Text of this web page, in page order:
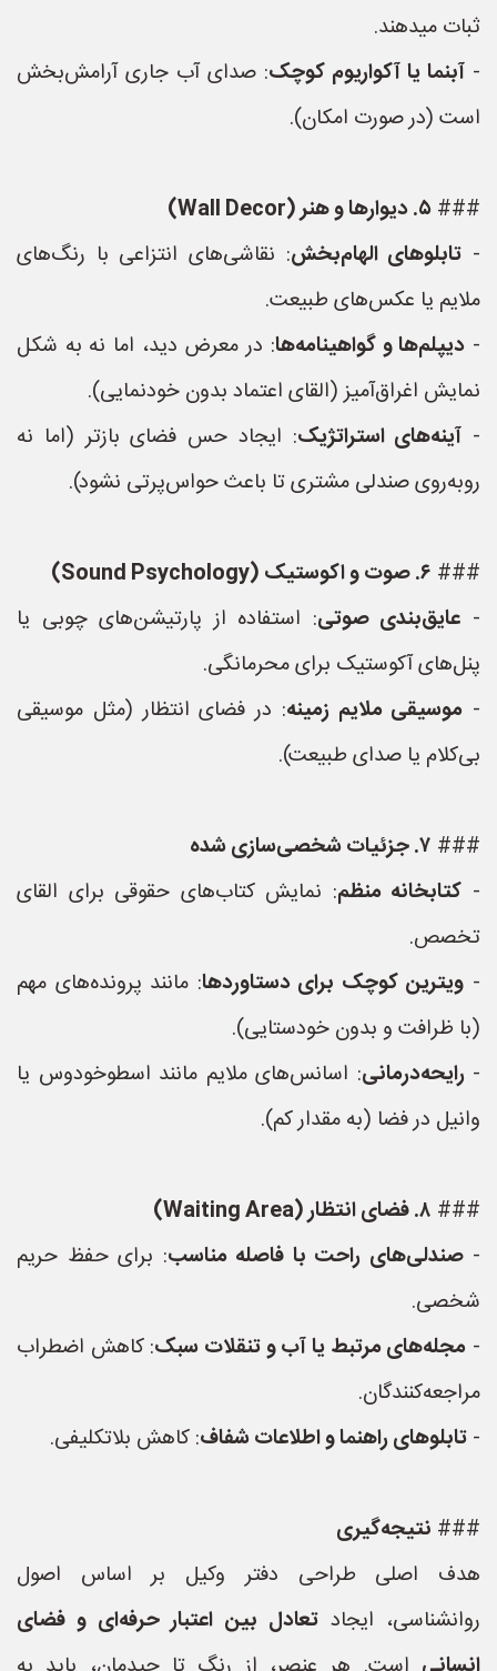
ثبات میدهند.
- آبنما یا آکواریوم کوچک: صدای آب جاری آرامش‌بخش
است (در صورت امکان).
### ۵. دیوارها و هنر (Wall Decor)
- تابلوهای الهام‌بخش: نقاشی‌های انتزاعی با رنگ‌های
ملایم یا عکس‌های طبیعت.
- دیپلم‌ها و گواهینامه‌ها: در معرض دید، اما نه به شکل
نمایش اغراق‌آمیز (القای اعتماد بدون خودنمایی).
- آینه‌های استراتژیک: ایجاد حس فضای بازتر (اما نه
روبه‌روی صندلی مشتری تا باعث حواس‌پرتی نشود).
### ۶. صوت و اکوستیک (Sound Psychology)
- عایق‌بندی صوتی: استفاده از پارتیشن‌های چوبی یا
پنل‌های آکوستیک برای محرمانگی.
- موسیقی ملایم زمینه: در فضای انتظار (مثل موسیقی
بی‌کلام یا صدای طبیعت).
### ۷. جزئیات شخصی‌سازی شده
- کتابخانه منظم: نمایش کتاب‌های حقوقی برای القای
تخصص.
- ویترین کوچک برای دستاوردها: مانند پرونده‌های مهم
(با ظرافت و بدون خودستایی).
-رایحه‌درمانی: اسانس‌های ملایم مانند اسطوخودوس یا
وانیل در فضا (به مقدار کم).
### ۸. فضای انتظار (Waiting Area)
-صندلی‌های راحت با فاصله مناسب: برای حفظ حریم
شخصی.
- مجله‌های مرتبط یا آب و تنقلات سبک: کاهش اضطراب
مراجعه‌کنندگان.
- تابلوهای راهنما و اطلاعات شفاف: کاهش بلاتکلیفی.
### نتیجه‌گیری
هدف اصلی طراحی دفتر وکیل بر اساس اصول
روانشناسی، ایجاد تعادل بین اعتبار حرفه‌ای و فضای